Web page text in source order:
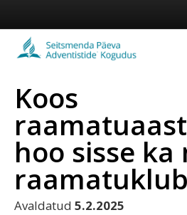
Koduleht
Vaata veel
Koos
hoo sisse ka
Avaldatud 5.2.2025